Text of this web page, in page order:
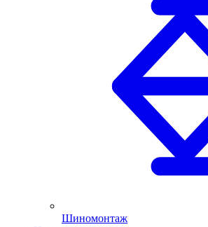
Шиномонтаж